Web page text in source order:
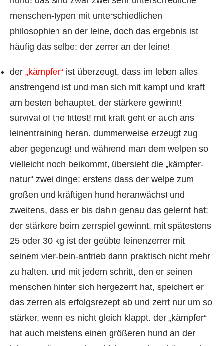
menschen-typen mit unterschiedlichen
philosophien an der leine, doch das ergebnis ist
häufig das selbe: der zerrer an der leine!
der „kämpfer“ ist überzeugt, dass im leben alles
anstrengend ist und man sich mit kampf und kraft
am besten behauptet. der stärkere gewinnt!
survival of the fittest! mit kraft geht er auch ans
leinentraining heran. dummerweise erzeugt zug
aber gegenzug! und während man dem welpen so
vielleicht noch beikommt, übersieht die „kämpfer-
natur“ zwei dinge: erstens dass der welpe zum
großen und kräftigen hund heranwächst und
zweitens, dass er bis dahin genau das gelernt hat:
der stärkere beim zerrspiel gewinnt. mit spätestens
25 oder 30 kg ist der geübte leinenzerrer mit
seinem vier-bein-antrieb dann praktisch nicht mehr
zu halten. und mit jedem schritt, den er seinen
menschen hinter sich hergezerrt hat, speichert er
das zerren als erfolgsrezept ab und zerrt nur um so
stärker, wenn es nicht gleich klappt. der „kämpfer“
hat auch meistens einen größeren hund an der